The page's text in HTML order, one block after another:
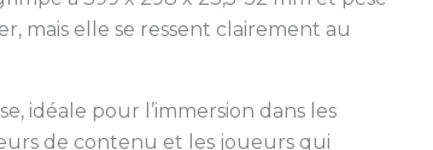
mais elle se ressent clairement au
idéale pour l’immersion dans les
de contenu et les joueurs qui